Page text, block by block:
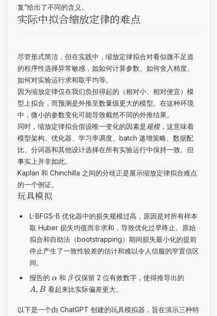
复”给出了不同的含义。
实际中拟合缩放定律的难点
尽管形式简洁，但在实践中，缩放定律拟合对看似微不足道
的程序性选择异常敏感，如如何计算参数、如何舍入精度、
如何对实验运行求和取平均等。
因为缩放定律仅在我们负担得起的（相对小、相对便宜）模
型上拟合，而预测是外推至数量级更大的模型。在这种环境
中，微小的参数变化可能导致截然不同的外推结果。
同时，缩放定律拟合假设唯一变化的因素是规模，这意味着
模型架构、优化器、学习率调度、batch 递增策略、数据配
比、分词器和其他设计选择在所有实验运行中保持一致。但
事实上并非如此。
Kaplan 和 Chinchilla 之间的分歧正是展示缩放定律拟合难点
的一个例证。
玩具模拟
L-BFGS-B 优化器中的损失规模过高，原因是对所有样本
取 Huber 损失均值而非求和，导致优化过早终止。原始
拟合和自助法（bootstrapping）期间损失最小化的提前
停止产生了一致性较差的估计和难以令人信服的窄置信区
间。
报告的 α和 β 仅保留 2 位有效数字，使得推导出的
A, B 看起来比实际偏差更大。
以下是一个由 ChatGPT 创建的玩具模拟器，旨在演示三种特